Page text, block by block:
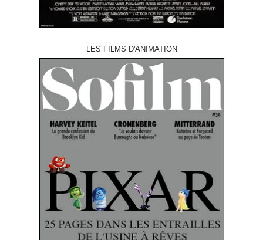
LES FILMS D'ANIMATION